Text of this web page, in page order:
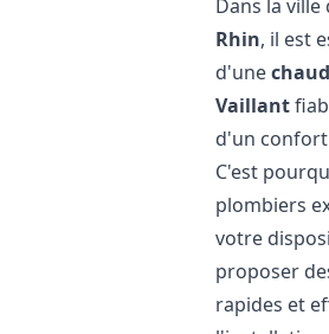
Dans la
Rhin, il est
d'une
Vaillant
d'un
C'est
plombiers
votre
proposer
rapides et